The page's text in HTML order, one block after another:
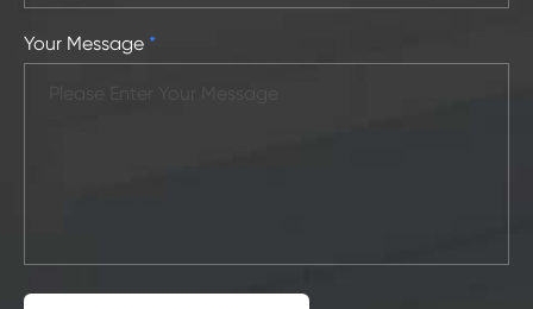
Your Message *